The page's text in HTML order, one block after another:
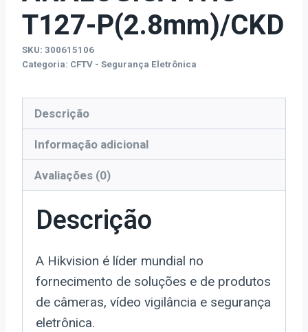
T127-P(2.8mm)/CKD
SKU: 300615106
Categoria: CFTV - Segurança Eletrônica
Descrição
Informação adicional
Avaliações (0)
Descrição
A Hikvision é líder mundial no
fornecimento de soluções e de produtos
de câmeras, vídeo vigilância e segurança
eletrônica.